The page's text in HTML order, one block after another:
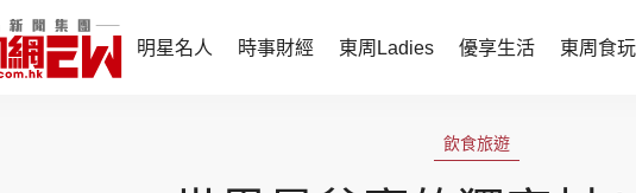
明星名人 時事財經 東周Ladies 優享生活 東周食
時事直擊
東周Ladies
談情說性
飲食旅遊